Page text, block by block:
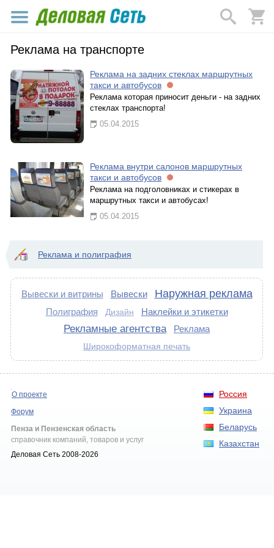
Реклама на транспорте
Реклама на задних стеклах маршрутных
такси и автобусов
Реклама которая приносит деньги - на задних
стеклах транспорта!
05.04.2015
Реклама внутри салонов маршрутных
такси и автобусов
Реклама на подголовниках и стикерах в
маршрутных такси и автобусах!
05.04.2015
Реклама и полиграфия
Вывески и витрины Вывески Наружная реклама
Полиграфия Дизайн Наклейки и этикетки
Рекламные агентства Реклама
Широкоформатная печать
Россия
Украина
Беларусь
Казахстан
О проекте
Форум
Пенза и Пензенская область
справочник компаний, товаров и услуг
Деловая Сеть 2008-2026